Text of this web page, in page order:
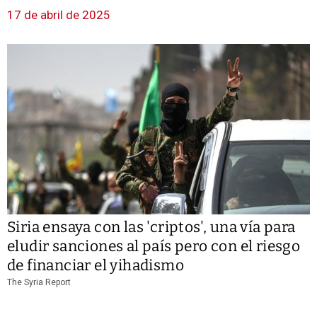
17 de abril de 2025
Siria ensaya con las 'criptos', una vía para
eludir sanciones al país pero con el riesgo
de financiar el yihadismo
The Syria Report